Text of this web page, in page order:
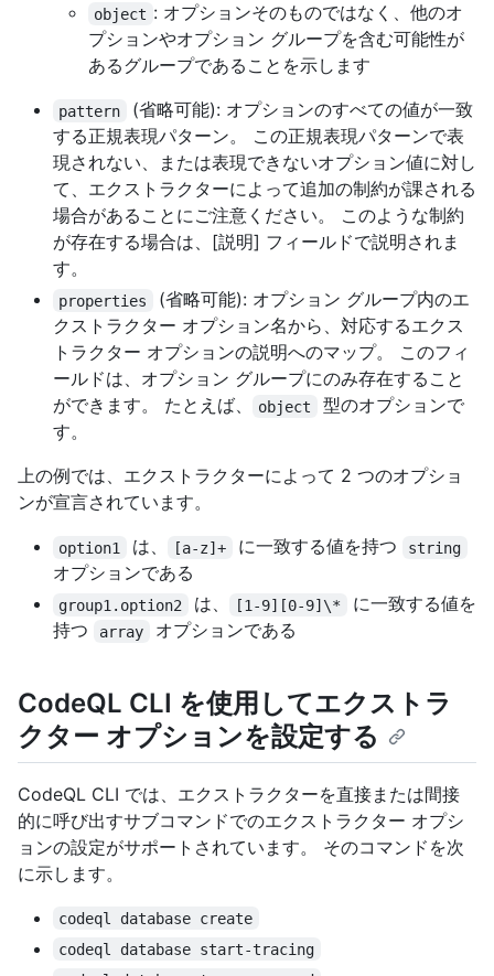
object : オプションそのものではなく、他のオ
プションやオプション グループを含む可能性が
あるグループであることを示します
pattern
(省略可能): オプションのすべての値が一致
する正規表現パターン。 この正規表現パターンで表
現されない、または表現できないオプション値に対し
て、エクストラクターによって追加の制約が課される
場合があることにご注意ください。 このような制約
が存在する場合は、[説明] フィールドで説明されま
す。
properties
(省略可能): オプション グループ内のエ
クストラクター オプション名から、対応するエクス
トラクター オプションの説明へのマップ。 このフィ
ールドは、オプション グループにのみ存在すること
ができます。 たとえば、
object
型のオプションで
す。
上の例では、エクストラクターによって 2 つのオプショ
ンが宣言されています。
option1 は、 [a-z]+ に一致する値を持つ string
オプションである
group1.option2 は、 [1-9][0-9]\*
に一致する値を
持つ
array オプションである
CodeQL CLI を使用してエクストラ
クター オプションを設定する
CodeQL CLI では、エクストラクターを直接または間接
的に呼び出すサブコマンドでのエクストラクター オプシ
ョンの設定がサポートされています。 そのコマンドを次
に示します。
codeql database create
codeql database start-tracing